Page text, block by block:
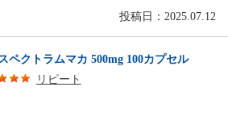
投稿日：2025.07.12
ペクトラムマカ 500mg 100カプセル
リピート